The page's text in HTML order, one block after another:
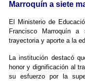
Marroquín a siete
El Ministerio de
Francisco Marroquín
trayectoria y aporte a la
La institución destacó
honor y dignificación al
su esfuerzo por la